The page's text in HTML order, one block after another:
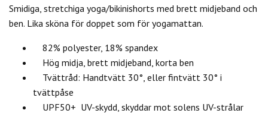
Smidiga, stretchiga yoga/bikinishorts med brett midjeband och
ben. Lika sköna för doppet som för yogamattan.
82% polyester, 18% spandex
Hög midja, brett midjeband, korta ben
Tvättråd: Handtvätt 30°, eller fintvätt 30° i
tvättpåse
UPF50+ UV-skydd, skyddar mot solens UV-strålar